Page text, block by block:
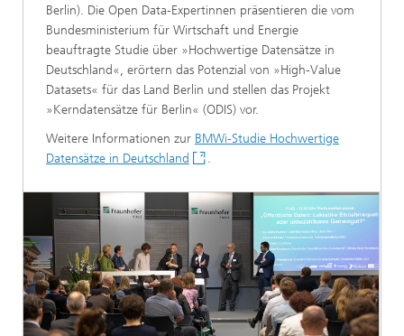
Berlin). Die Open Data-Expertinnen präsentieren die vom
Bundesministerium für Wirtschaft und Energie
beauftragte Studie über »Hochwertige Datensätze in
Deutschland«, erörtern das Potenzial von »High-Value
Datasets« für das Land Berlin und stellen das Projekt
»Kerndatensätze für Berlin« (ODIS) vor.
Weitere Informationen zur BMWi-Studie Hochwertige
Datensätze in Deutschland
.